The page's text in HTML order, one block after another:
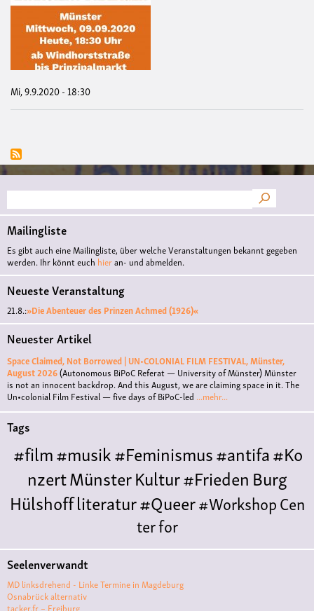
Mi, 9.9.2020 - 18:30
Suche
Mailingliste
Es gibt auch eine Mailingliste, über welche Veranstaltungen bekannt gegeben
werden. Ihr könnt euch hieran- und abmelden.
Neueste Veranstaltung
21.8.:»Die Abenteuer des Prinzen Achmed (1926)«
Neuester Artikel
Space Claimed, Not Borrowed | UN•COLONIAL FILM FESTIVAL, Münster,
August 2026(Autonomous BiPoC Referat — University of Münster)Münster
is not an innocent backdrop. And this August, we are claiming space in it. The
Un•colonial Film Festival — five days of BiPoC-led ...mehr...
Tags
#film#musik#Feminismus#antifa#Ko
nzertMünsterKultur#FriedenBurg
Hülshoffliteratur#Queer#WorkshopCen
ter for
LiteraturePolyamoriePolytreff#liveKonzert
Polyamorietreff
MonogamieCNM#jazz#vortrag
Seelenverwandt
MD linksdrehend - Linke Termine in Magdeburg
Osnabrück alternativ
tacker.fr – Freiburg